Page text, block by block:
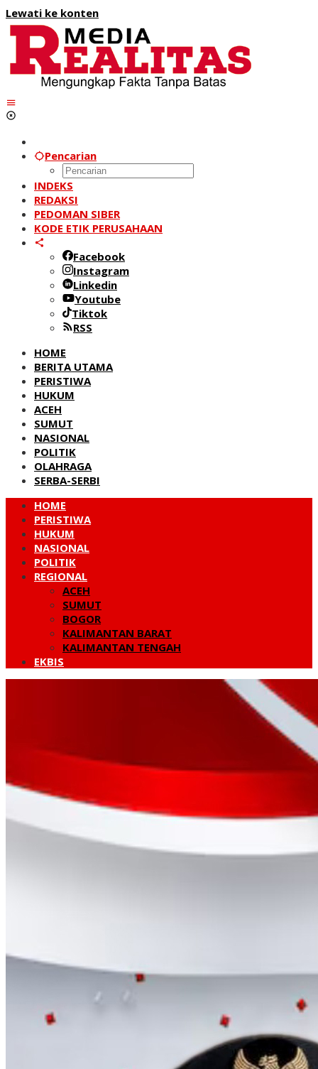
Lewati ke konten
Pencarian
INDEKS
REDAKSI
PEDOMAN SIBER
KODE ETIK PERUSAHAAN
Facebook
Instagram
Linkedin
Youtube
Tiktok
RSS
HOME
BERITA UTAMA
PERISTIWA
HUKUM
ACEH
SUMUT
NASIONAL
POLITIK
OLAHRAGA
SERBA-SERBI
HOME
PERISTIWA
HUKUM
NASIONAL
POLITIK
REGIONAL
ACEH
SUMUT
BOGOR
KALIMANTAN BARAT
KALIMANTAN TENGAH
EKBIS